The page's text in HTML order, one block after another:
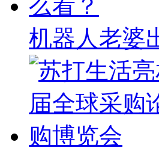
机器人老婆